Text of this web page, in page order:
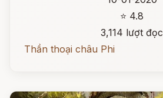
⭐ 4.8
3,114 lượt đọc
Thần thoại châu Phi